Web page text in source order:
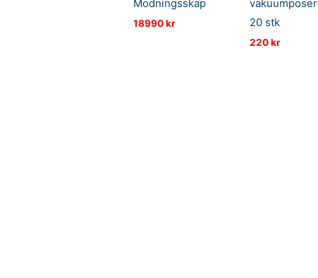
Modningsskap
18990kr
vakuumposer
20 stk
220kr